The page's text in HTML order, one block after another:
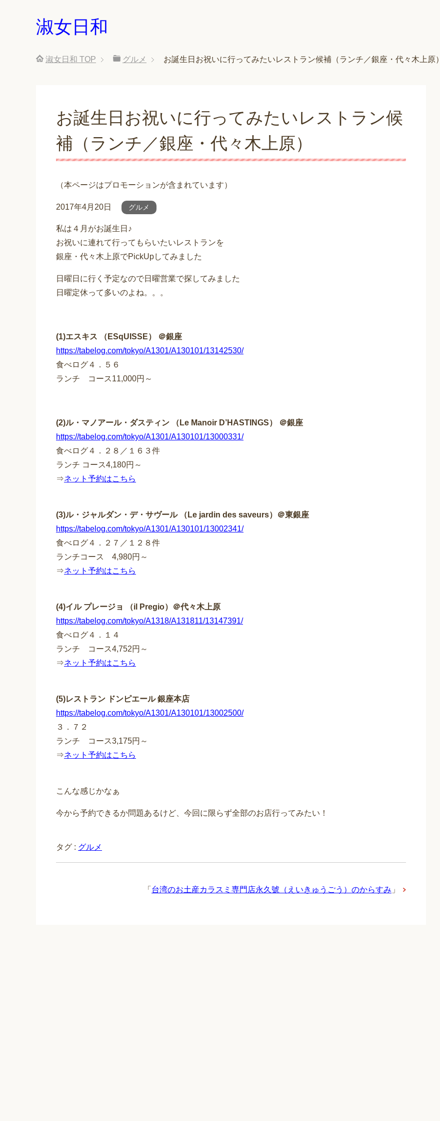
淑女日和
淑女日和 TOP グルメ お誕生日お祝いに行ってみたいレストラン候補（ランチ／銀座・代々木上原）
お誕生日お祝いに行ってみたいレストラン候
補（ランチ／銀座・代々木上原）
（本ページはプロモーションが含まれています）
2017年4月20日 グルメ
私は４月がお誕生日♪
お祝いに連れて行ってもらいたいレストランを
銀座・代々木上原でPickUpしてみました
日曜日に行く予定なので日曜営業で探してみました
日曜定休って多いのよね。。。
(1)エスキス （ESqUISSE） ＠銀座
https://tabelog.com/tokyo/A1301/A130101/13142530/
食べログ４．５６
ランチ コース11,000円～
(2)ル・マノアール・ダスティン （Le Manoir D’HASTINGS） ＠銀座
https://tabelog.com/tokyo/A1301/A130101/13000331/
食べログ４．２８／１６３件
ランチ コース4,180円～
⇒ネット予約はこちら
(3)ル・ジャルダン・デ・サヴール （Le jardin des saveurs）＠東銀座
https://tabelog.com/tokyo/A1301/A130101/13002341/
食べログ４．２７／１２８件
ランチコース 4,980円～
⇒ネット予約はこちら
(4)イル プレージョ （il Pregio）＠代々木上原
https://tabelog.com/tokyo/A1318/A131811/13147391/
食べログ４．１４
ランチ コース4,752円～
⇒ネット予約はこちら
(5)レストラン ドンピエール 銀座本店
https://tabelog.com/tokyo/A1301/A130101/13002500/
３．７２
ランチ コース3,175円～
⇒ネット予約はこちら
こんな感じかなぁ
今から予約できるか問題あるけど、今回に限らず全部のお店行ってみたい！
タグ : グルメ
「 台湾のお土産カラスミ専門店永久號（えいきゅうごう）のからすみ 」